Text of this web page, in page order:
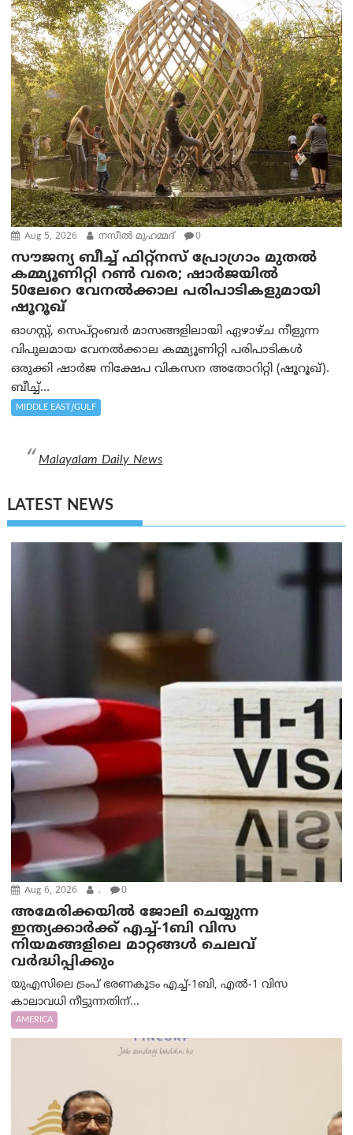
Aug 5, 2026 നസീല്‍ മുഹമ്മദ് 0
സൗജന്യ ബീച്ച് ഫിറ്റ്നസ് പ്രോ​ഗ്രാം മുതൽ
കമ്മ്യൂണിറ്റി റൺ വരെ; ഷാർജയിൽ
50ലേറെ വേനൽക്കാല പരിപാടികളുമായി
ഷൂറൂഖ്
ഓഗസ്റ്റ്, സെപ്റ്റംബർ മാസങ്ങളിലായി ഏഴാഴ്ച നീളുന്ന
വിപുലമായ വേനൽക്കാല കമ്മ്യൂണിറ്റി പരിപാടികൾ
ഒരുക്കി ഷാർജ നിക്ഷേപ വികസന അതോറിറ്റി (ഷൂറൂഖ്).
ബീച്ച്...
MIDDLE EAST/GULF
Malayalam Daily News
LATEST NEWS
Aug 6, 2026 . 0
അമേരിക്കയില്‍ ജോലി ചെയ്യുന്ന
ഇന്ത്യക്കാർക്ക് എച്ച്-1ബി വിസ
നിയമങ്ങളിലെ മാറ്റങ്ങൾ ചെലവ്
വർദ്ധിപ്പിക്കും
യുഎസിലെ ട്രംപ് ഭരണകൂടം എച്ച്-1ബി, എൽ-1 വിസ
കാലാവധി നീട്ടുന്നതിന്...
AMERICA